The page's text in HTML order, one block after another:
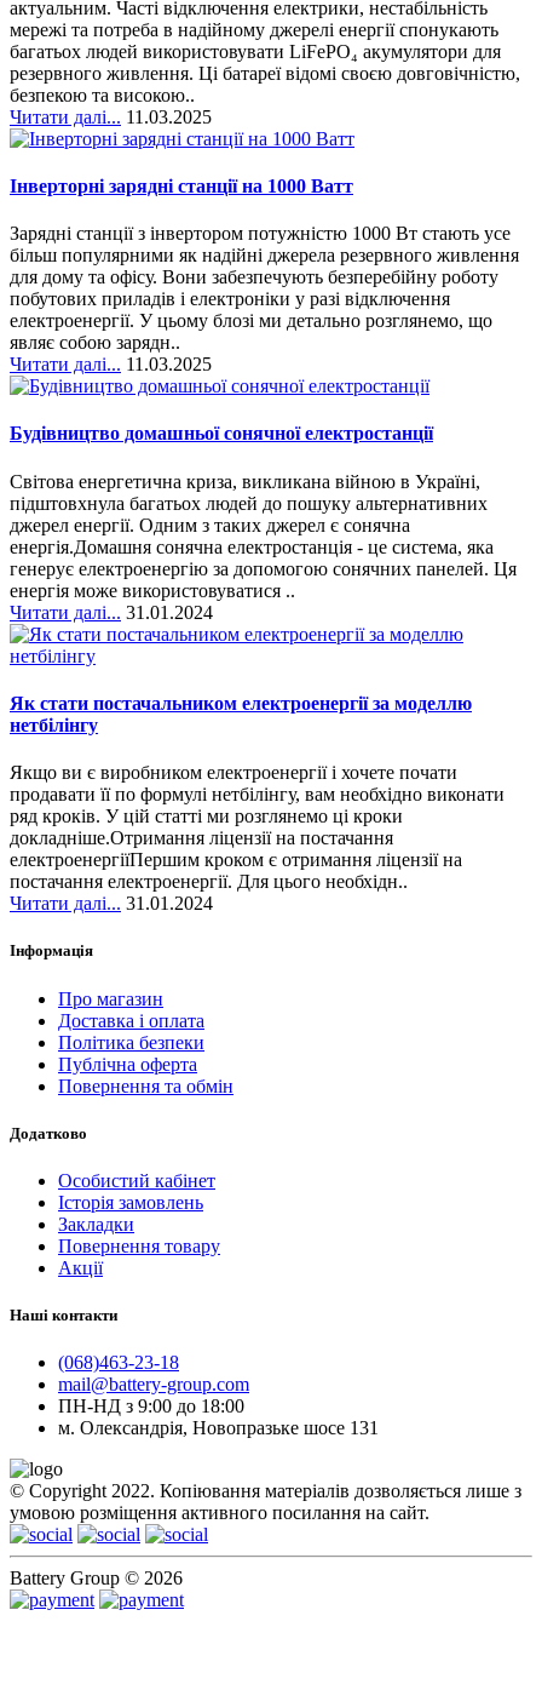
актуальним. Часті відключення електрики, нестабільність
мережі та потреба в надійному джерелі енергії спонукають
багатьох людей використовувати LiFePO₄ акумулятори для
резервного живлення. Ці батареї відомі своєю довговічністю,
безпекою та високою..
Читати далі... 11.03.2025
Інверторні зарядні станції на 1000 Ватт
Зарядні станції з інвертором потужністю 1000 Вт стають усе
більш популярними як надійні джерела резервного живлення
для дому та офісу. Вони забезпечують безперебійну роботу
побутових приладів і електроніки у разі відключення
електроенергії. У цьому блозі ми детально розглянемо, що
являє собою зарядн..
Читати далі... 11.03.2025
Будівництво домашньої сонячної електростанції
Світова енергетична криза, викликана війною в Україні,
підштовхнула багатьох людей до пошуку альтернативних
джерел енергії. Одним з таких джерел є сонячна
енергія.Домашня сонячна електростанція - це система, яка
генерує електроенергію за допомогою сонячних панелей. Ця
енергія може використовуватися ..
Читати далі... 31.01.2024
Як стати постачальником електроенергії за моделлю
нетбілінгу
Якщо ви є виробником електроенергії і хочете почати
продавати її по формулі нетбілінгу, вам необхідно виконати
ряд кроків. У цій статті ми розглянемо ці кроки
докладніше.Отримання ліцензії на постачання
електроенергіїПершим кроком є отримання ліцензії на
постачання електроенергії. Для цього необхідн..
Читати далі... 31.01.2024
Інформація
Про магазин
Доставка і оплата
Політика безпеки
Публічна оферта
Повернення та обмін
Додатково
Особистий кабінет
Історія замовлень
Закладки
Повернення товару
Акції
Наші контакти
(068)463-23-18
mail@battery-group.com
ПН-НД з 9:00 до 18:00
м. Олександрія, Новопразьке шосе 131
© Copyright 2022. Копіювання матеріалів дозволяється лише з
умовою розміщення активного посилання на сайт.
Battery Group © 2026